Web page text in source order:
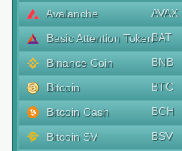
Avalanche
AVAX
Basic Attention TokenBAT
Binance Coin
BNB
Bitcoin
BTC
Bitcoin Cash
BCH
Bitcoin SV
BSV